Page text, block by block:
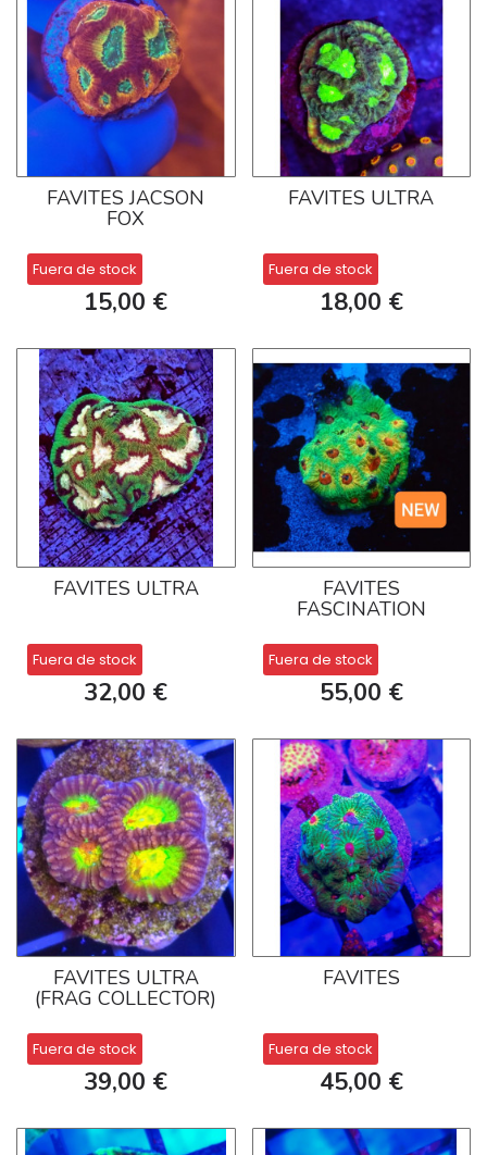
FAVITES JACSON
FOX
Fuera de stock
15,00 €
FAVITES ULTRA
Fuera de stock
18,00 €
FAVITES ULTRA
Fuera de stock
32,00 €
FAVITES
FASCINATION
Fuera de stock
55,00 €
FAVITES ULTRA
(FRAG COLLECTOR)
Fuera de stock
39,00 €
FAVITES
Fuera de stock
45,00 €